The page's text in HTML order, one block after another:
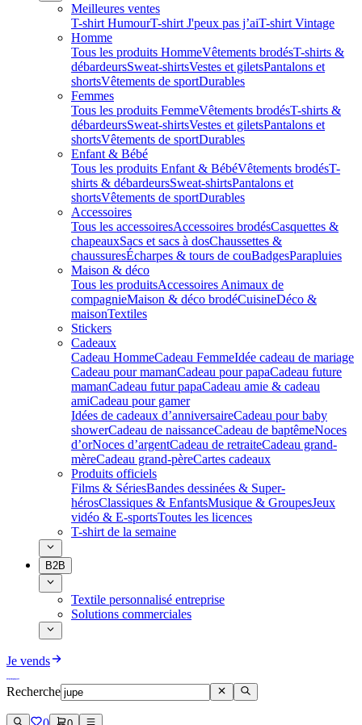
Meilleures ventes
T-shirt HumourT-shirt J'peux pas j’aiT-shirt Vintage
Homme
Tous les produits HommeVêtements brodésT-shirts &
débardeursSweat-shirtsVestes et giletsPantalons et
shortsVêtements de sportDurables
Femmes
Tous les produits FemmeVêtements brodésT-shirts &
débardeursSweat-shirtsVestes et giletsPantalons et
shortsVêtements de sportDurables
Enfant & Bébé
Tous les produits Enfant & BébéVêtements brodésT-
shirts & débardeursSweat-shirtsPantalons et
shortsVêtements de sportDurables
Accessoires
Tous les accessoiresAccessoires brodésCasquettes &
chapeauxSacs et sacs à dosChaussettes &
chaussuresÉcharpes & tours de couBadgesParapluies
Maison & déco
Tous les produitsAccessoires Animaux de
compagnieMaison & déco brodéCuisineDéco &
maisonTextiles
Stickers
Cadeaux
Cadeau HommeCadeau FemmeIdée cadeau de mariage​
Cadeau pour mamanCadeau pour papaCadeau future
mamanCadeau futur papaCadeau amie & cadeau
amiCadeau pour gamer
Idées de cadeaux d’anniversaireCadeau pour baby
showerCadeau de naissanceCadeau de baptêmeNoces
d’orNoces d’argentCadeau de retraiteCadeau grand-
mèreCadeau grand-pèreCartes cadeaux
Produits officiels
Films & SériesBandes dessinées & Super-
hérosClassiques & EnfantsMusique & GroupesJeux
vidéo & E-sportsToutes les licences
T-shirt de la semaine
B2B
Textile personnalisé entreprise
Solutions commerciales
Je vends
Recherche